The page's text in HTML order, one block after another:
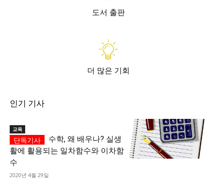
도서 출판
더 많은 기회
인기 기사
교육
수학, 왜 배우나? 실생
활에 활용되는 일차함수와 이차함
수
2020년 4월 29일